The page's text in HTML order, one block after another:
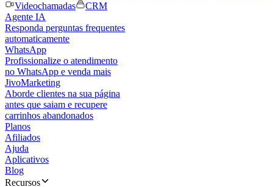
Videochamadas
CRM
Agente IA
Responda perguntas frequentes
automaticamente
WhatsApp
Profissionalize o atendimento
no WhatsApp e venda mais
JivoMarketing
Aborde clientes na sua página
antes que saiam e recupere
carrinhos abandonados
Planos
Afiliados
Ajuda
Aplicativos
Blog
Recursos